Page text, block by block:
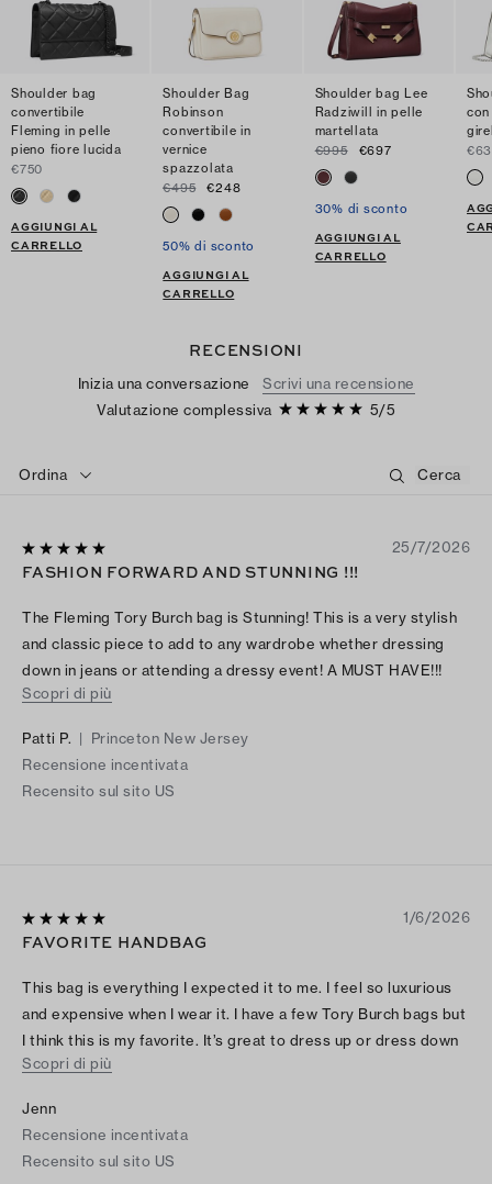
Shoulder bag
convertibile
Fleming in pelle
pieno fiore lucida
€750
AGGIUNGI AL
CARRELLO
Shoulder Bag
Robinson
convertibile in
vernice
spazzolata
€495
€248
50% di sconto
AGGIUNGI AL
CARRELLO
Shoulder bag Lee
Radziwill in pelle
martellata
€995
€697
30% di sconto
AGGIUNGI AL
CARRELLO
RECENSIONI
Inizia una conversazione
Scrivi una recensione
Valutazione complessiva
5/5
Ordina
25/7/2026
FASHION FORWARD AND STUNNING !!!
The Fleming Tory Burch bag is Stunning! This is a very stylish
and classic piece to add to any wardrobe whether dressing
down in jeans or attending a dressy event! A MUST HAVE!!!
This bag 💼 s timeless like the little black dress! It’s made very
strap that can convert to a crossbody. A true CLASSIC that
you will have forever!! LOVE IT!!! ❤️
Scopri di più
Patti P. | Princeton New Jersey
Recensione incentivata
Recensito sul sito US
1/6/2026
FAVORITE HANDBAG
This bag is everything I expected it to me. I feel so luxurious
and expensive when I wear it. I have a few Tory Burch bags but
I think this is my favorite. It’s great to dress up or dress down
with. I love this bag!
Scopri di più
Jenn
Recensione incentivata
Recensito sul sito US